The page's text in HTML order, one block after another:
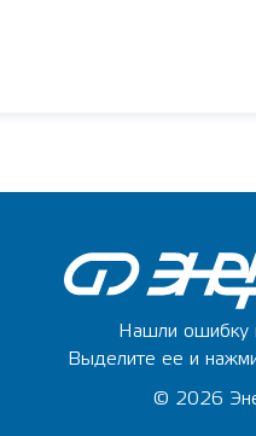
Нашли ошибку
Выделите ее и
© 2026